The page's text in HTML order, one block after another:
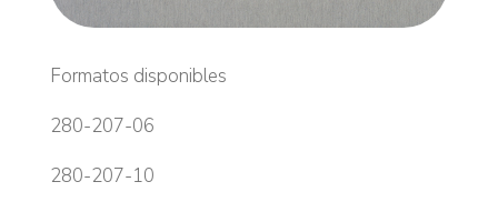
Formatos disponibles
280-207-06
280-207-10